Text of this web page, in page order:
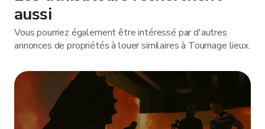
aussi
Vous pourriez également être intéressé par d'autres
annonces de propriétés à louer similaires à Tournage lieux.